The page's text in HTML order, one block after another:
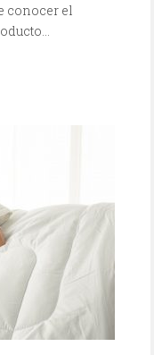
conocer el